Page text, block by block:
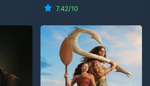
7.42/10